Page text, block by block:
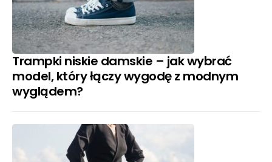
Trampki niskie damskie – jak wybrać
model, który łączy wygodę z modnym
wyglądem?